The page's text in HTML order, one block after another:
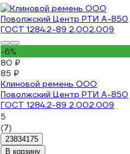
-6%
80 ₽
85 ₽
Клиновой ремень ООО
Поволжский Центр РТИ А-850
ГОСТ 1284.2-89 2.002.009
5
(7)
23834175
В корзину